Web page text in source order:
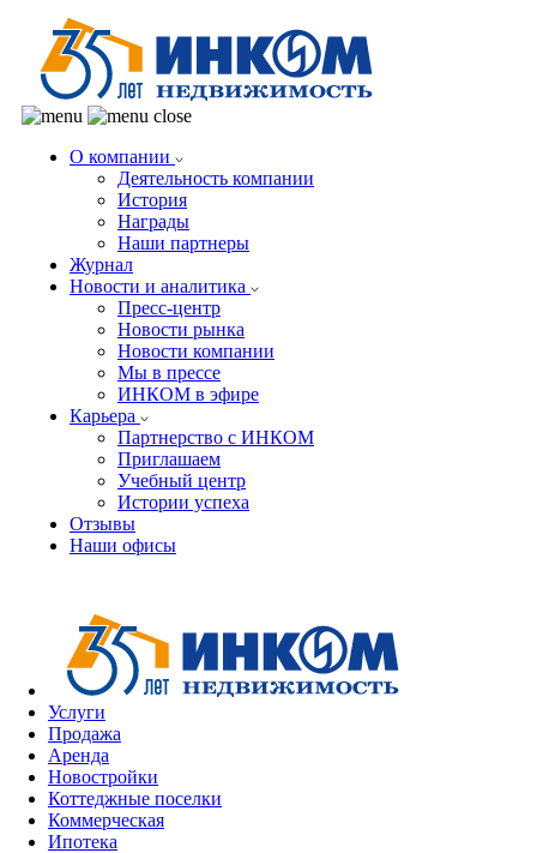
О компании
Деятельность компании
История
Награды
Наши партнеры
Журнал
Новости и аналитика
Пресс-центр
Новости рынка
Новости компании
Мы в прессе
ИНКОМ в эфире
Карьера
Партнерство с ИНКОМ
Приглашаем
Учебный центр
Истории успеха
Отзывы
Наши офисы
Услуги
Продажа
Аренда
Новостройки
Коттеджные поселки
Коммерческая
Ипотека